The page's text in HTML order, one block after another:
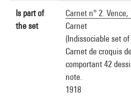
Is part of
the set
Carnet n° 2. Vence,
Carnet
(Indissociable set
Carnet de croquis
comportant 42
note.
1918